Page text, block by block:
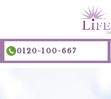
0120-100-667